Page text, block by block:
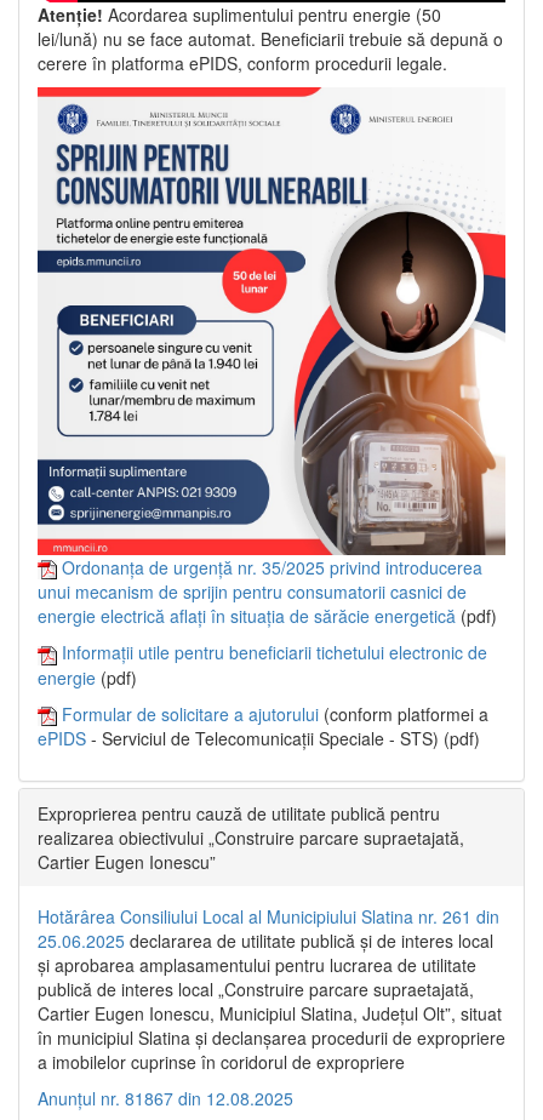
Atenție! Acordarea suplimentului pentru energie (50
lei/lună) nu se face automat. Beneficiarii trebuie să depună o
cerere în platforma ePIDS, conform procedurii legale.
Ordonanța de urgență nr. 35/2025 privind introducerea
unui mecanism de sprijin pentru consumatorii casnici de
energie electrică aflați în situația de sărăcie energetică (pdf)
Informații utile pentru beneficiarii tichetului electronic de
energie (pdf)
Formular de solicitare a ajutorului (conform platformei a
ePIDS - Serviciul de Telecomunicații Speciale - STS) (pdf)
Exproprierea pentru cauză de utilitate publică pentru
realizarea obiectivului „Construire parcare supraetajată,
Cartier Eugen Ionescu”
Hotărârea Consiliului Local al Municipiului Slatina nr. 261 din
25.06.2025 declararea de utilitate publică și de interes local
și aprobarea amplasamentului pentru lucrarea de utilitate
publică de interes local „Construire parcare supraetajată,
Cartier Eugen Ionescu, Municipiul Slatina, Județul Olt”, situat
în municipiul Slatina și declanșarea procedurii de expropriere
a imobilelor cuprinse în coridorul de expropriere
Anunțul nr. 81867 din 12.08.2025